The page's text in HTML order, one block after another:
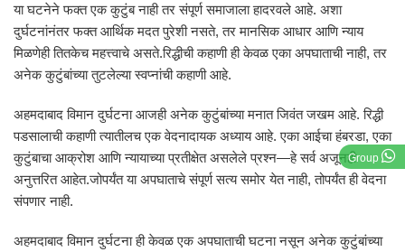
Group
या घटनेने फक्त एक कुटुंब नाही तर संपूर्ण समाजाला हादरवले आहे. अशा
दुर्घटनांनंतर फक्त आर्थिक मदत पुरेशी नसते, तर मानसिक आधार आणि न्याय
मिळणेही तितकेच महत्त्वाचे असते.रिद्धीची कहाणी ही केवळ एका अपघाताची नाही, तर
अनेक कुटुंबांच्या तुटलेल्या स्वप्नांची कहाणी आहे.
अहमदाबाद विमान दुर्घटना आजही अनेक कुटुंबांच्या मनात जिवंत जखम आहे. रिद्धी
पडसालाची कहाणी त्यातीलच एक वेदनादायक अध्याय आहे. एका आईचा हंबरडा, एका
कुटुंबाचा आक्रोश आणि न्यायाच्या प्रतीक्षेत असलेले प्रश्न—हे सर्व अजूनही
अनुत्तरित आहेत.जोपर्यंत या अपघाताचे संपूर्ण सत्य समोर येत नाही, तोपर्यंत ही वेदना
संपणार नाही.
अहमदाबाद विमान दुर्घटना ही केवळ एक अपघाताची घटना नसून अनेक कुटुंबांच्या